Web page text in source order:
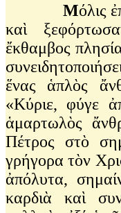
Μόλις
καὶ
ἔκθαμβος
ἕνας ἁπλὸς
«Κύριε, φύγε
ἁμαρτωλὸς
Πέτρος στὸ
γρήγορα τὸν
ἀπόλυτα,
καρδιὰ καὶ